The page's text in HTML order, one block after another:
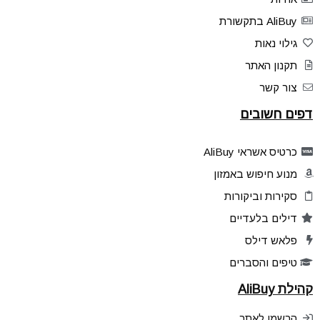
AliBuy בתקשורת
גילוי נאות
תקנון האתר
צור קשר
דפים חשובים
כרטיס אשראי AliBuy
מנוע חיפוש באמזון
סקירות וביקורות
דילים בלעדיים
פלאש דילס
טיפים והסברים
קהילת AliBuy